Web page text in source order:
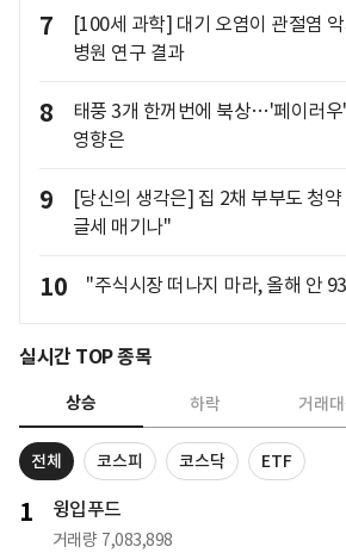
7
[100세 과학] 대기 오염이 관절염
병원 연구 결과
8
태풍 3개 한꺼번에 북상…'페이러
영향은
9
[당신의 생각은] 집 2채 부부도 청
글세 매기나"
10 "주식시장 떠나지 마라, 올해 안
실시간 TOP 종목
상승 하락 거래
전체 코스피 코스닥 ETF
1 윙입푸드
거래량 7,083,898